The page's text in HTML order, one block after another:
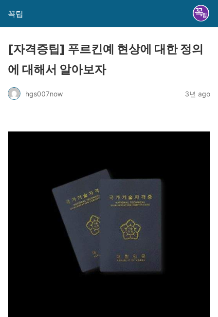
꼭팁
[자격증팁] 푸르킨예 현상에 대한 정의
에 대해서 알아보자
hgs007now 3년 ago